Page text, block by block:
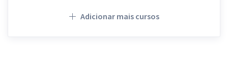
Adicionar mais cursos